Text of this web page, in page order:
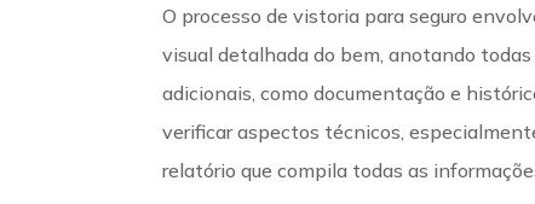
O processo de vistoria para seguro
visual detalhada do bem, anotando
adicionais, como documentação e
verificar aspectos técnicos,
relatório que compila todas as